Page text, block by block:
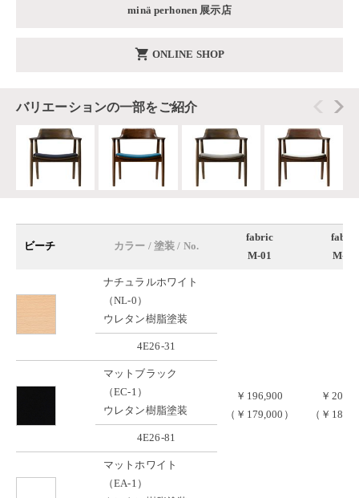
minä perhonen 展示店
shopping_cart ONLINE SHOP
バリエーションの一部をご紹介
ビーチ カラー / 塗装 / No.
fabric
M-01
fabric
M-02
ナチュラルホワイト
（NL-0）
ウレタン樹脂塗装
￥196,900
（￥179,000）
￥
（￥
4E26-31
マットブラック
（EC-1）
ウレタン樹脂塗装
4E26-81
マットホワイト
（EA-1）